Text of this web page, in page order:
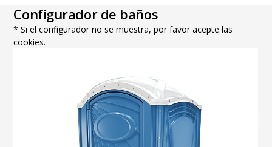
Configurador de baños
* Si el configurador no se muestra, por favor acepte las
cookies.